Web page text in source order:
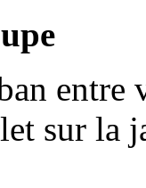
sur la